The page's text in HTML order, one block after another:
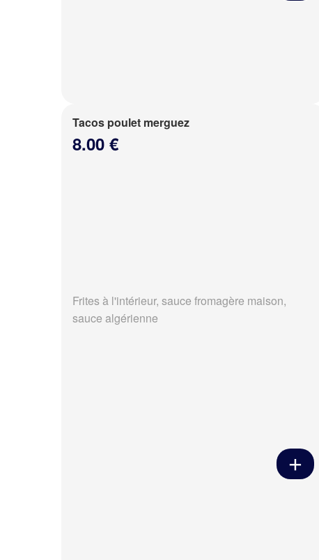
Tacos poulet merguez
8.00 €
Frites à l'intérieur, sauce fromagère maison,
sauce algérienne